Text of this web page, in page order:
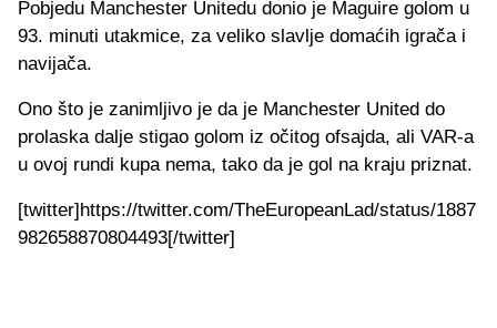
Pobjedu Manchester Unitedu donio je Maguire golom u
93. minuti utakmice, za veliko slavlje domaćih igrača i
navijača.
Ono što je zanimljivo je da je Manchester United do
prolaska dalje stigao golom iz očitog ofsajda, ali VAR-a
u ovoj rundi kupa nema, tako da je gol na kraju priznat.
[twitter]https://twitter.com/TheEuropeanLad/status/1887
982658870804493[/twitter]